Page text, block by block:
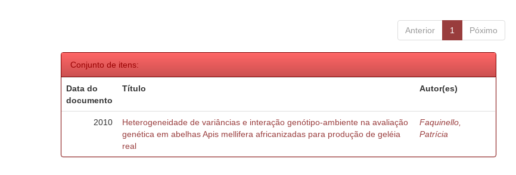
Anterior 1 Póximo
Conjunto de itens:
Data do
documento
Título Autor(es)
2010
Heterogeneidade de variâncias e interação genótipo-ambiente na avaliação
genética em abelhas Apis mellifera africanizadas para produção de geléia
real
Faquinello,
Patrícia